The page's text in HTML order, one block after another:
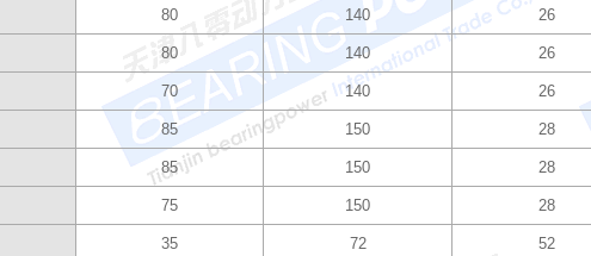
80 140 26
80 140 26
70 140 26
85 150 28
85 150 28
75 150 28
35 72 52